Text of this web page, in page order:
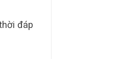
đáp